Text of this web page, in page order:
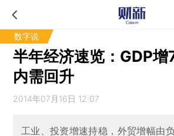
数字说
半年经济速览：GDP增
内需回升
2014年07月16日 12:07
工业、投资增速持稳，外贸增幅由